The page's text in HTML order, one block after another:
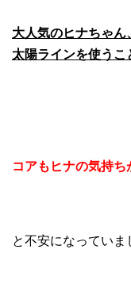
大人気のヒナちゃん
太陽ラインを使うこ
コアもヒナの気持
と不安になっていま